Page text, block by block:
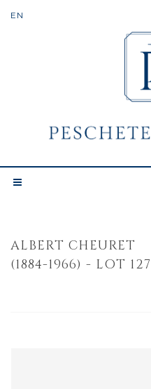
ALBERT CHEURET
(1884-1966) - LOT 127